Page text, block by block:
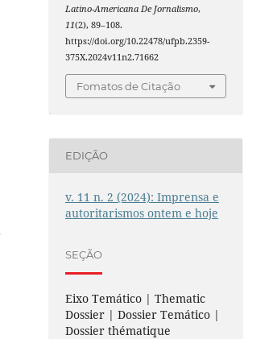
Latino-Americana De Jornalismo,
11(2), 89–108.
https://doi.org/10.22478/ufpb.2359-
375X.2024v11n2.71662
Fomatos de Citação
EDIÇÃO
v. 11 n. 2 (2024): Imprensa e
autoritarismos ontem e hoje
SEÇÃO
Eixo Temático | Thematic
Dossier | Dossier Temático |
Dossier thématique